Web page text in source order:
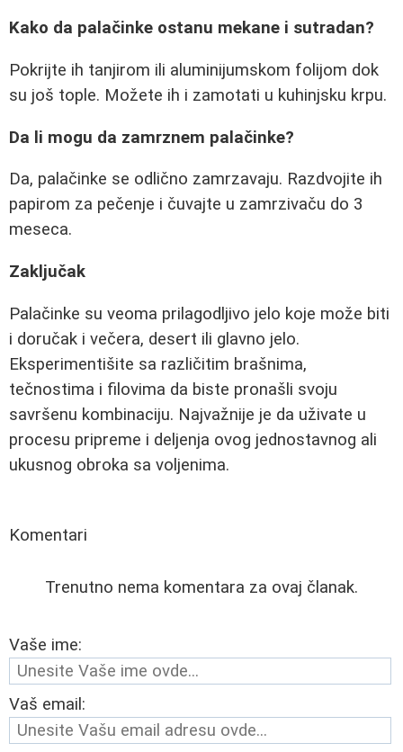
Kako da palačinke ostanu mekane i sutradan?
Pokrijte ih tanjirom ili aluminijumskom folijom dok
su još tople. Možete ih i zamotati u kuhinjsku krpu.
Da li mogu da zamrznem palačinke?
Da, palačinke se odlično zamrzavaju. Razdvojite ih
papirom za pečenje i čuvajte u zamrzivaču do 3
meseca.
Zaključak
Palačinke su veoma prilagodljivo jelo koje može biti
i doručak i večera, desert ili glavno jelo.
Eksperimentišite sa različitim brašnima,
tečnostima i filovima da biste pronašli svoju
savršenu kombinaciju. Najvažnije je da uživate u
procesu pripreme i deljenja ovog jednostavnog ali
ukusnog obroka sa voljenima.
Komentari
Trenutno nema komentara za ovaj članak.
Vaše ime:
Vaš email: